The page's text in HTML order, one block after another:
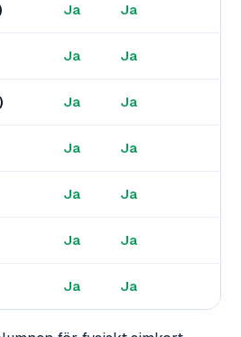
Ja Ja
Ja Ja
Ja Ja
Ja Ja
Ja Ja
Ja Ja
Ja Ja